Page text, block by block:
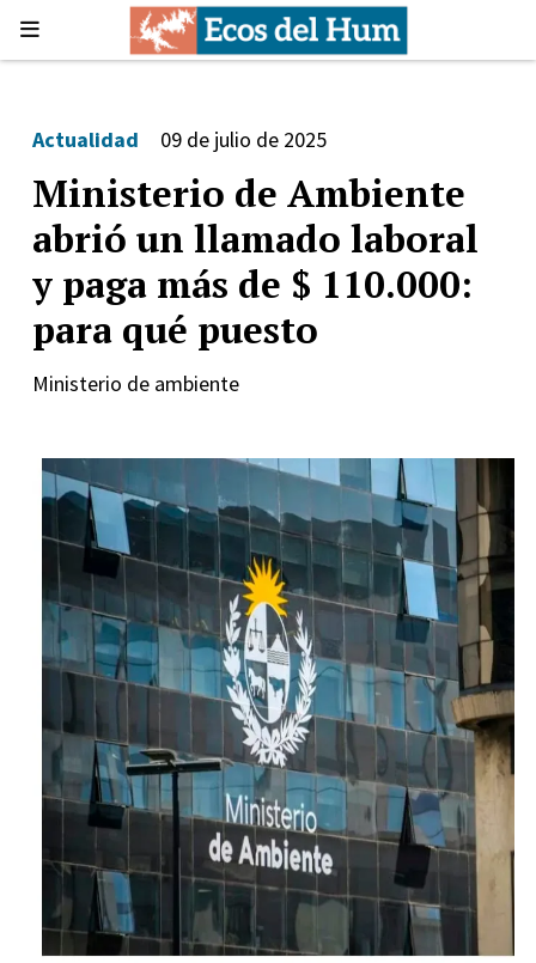
Ministerio de Ambiente
abrió un llamado laboral
y paga más de $ 110.000:
para qué puesto
Actualidad 09 de julio de 2025
Ministerio de ambiente